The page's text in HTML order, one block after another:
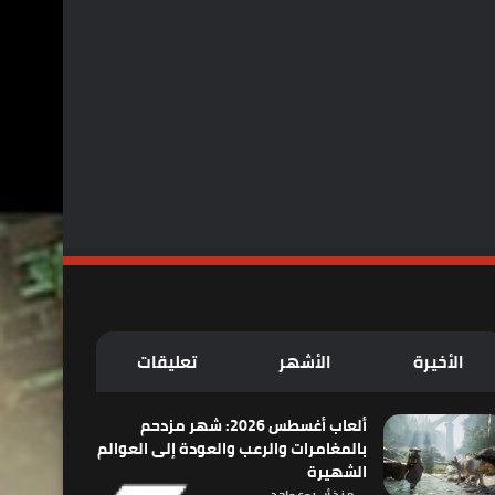
الأخيرة الأشهر تعليقات
ألعاب أغسطس 2026: شهر مزدحم
بالمغامرات والرعب والعودة إلى العوالم
الشهيرة